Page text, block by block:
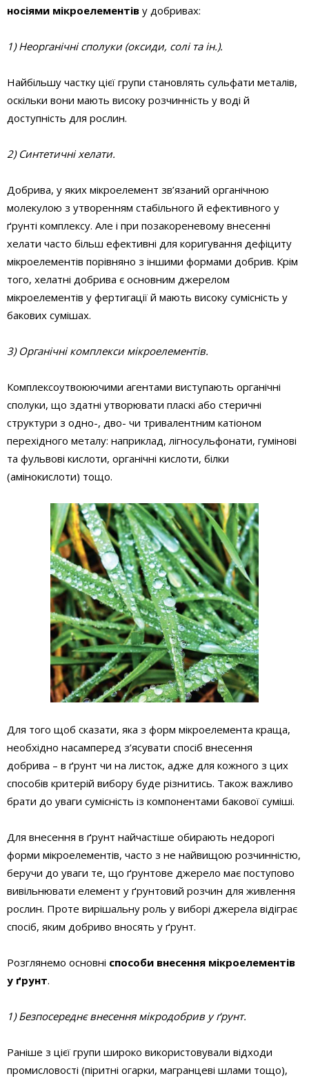
носіями мікроелементів у добривах:
1) Неорганічні сполуки (оксиди, солі та ін.).
Найбільшу частку цієї групи становлять сульфати металів,
оскільки вони мають високу розчинність у воді й
доступність для рослин.
2) Синтетичні хелати.
Добрива, у яких мікроелемент зв’язаний органічною
молекулою з утворенням стабільного й ефективного у
ґрунті комплексу. Але і при позакореневому внесенні
хелати часто більш ефективні для коригування дефіциту
мікроелементів порівняно з іншими формами добрив. Крім
того, хелатні добрива є основним джерелом
мікроелементів у фертигації й мають високу сумісність у
бакових сумішах.
3) Органічні комплекси мікроелементів.
Комплексоутвоюючими агентами виступають органічні
сполуки, що здатні утворювати пласкі або стеричні
структури з одно-, дво- чи тривалентним катіоном
перехідного металу: наприклад, лігносульфонати, гумінові
та фульвові кислоти, органічні кислоти, білки
(амінокислоти) тощо.
Для того щоб сказати, яка з форм мікроелемента краща,
необхідно насамперед з’ясувати спосіб внесення
добрива – в ґрунт чи на листок, адже для кожного з цих
способів критерій вибору буде різнитись. Також важливо
брати до уваги сумісність із компонентами бакової суміші.
Для внесення в ґрунт найчастіше обирають недорогі
форми мікроелементів, часто з не найвищою розчинністю,
беручи до уваги те, що ґрунтове джерело має поступово
вивільнювати елемент у ґрунтовий розчин для живлення
рослин. Проте вирішальну роль у виборі джерела відіграє
спосіб, яким добриво вносять у ґрунт.
Розглянемо основні способи внесення мікроелементів
у ґрунт.
1) Безпосереднє внесення мікродобрив у ґрунт.
Раніше з цієї групи широко використовували відходи
промисловості (піритні огарки, магранцеві шлами тощо),